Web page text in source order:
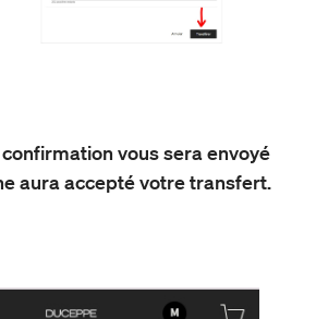
vous sera envoyé
aura accepté votre transfert.